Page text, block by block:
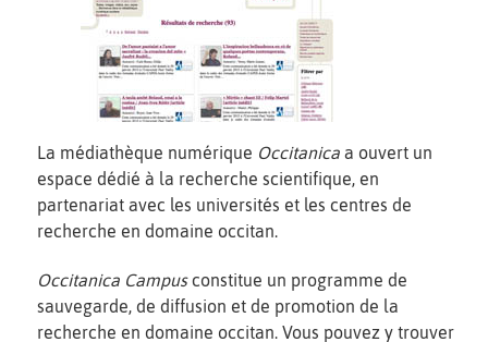
La médiathèque numérique Occitanica a ouvert un
espace dédié à la recherche scientifique, en
partenariat avec les universités et les centres de
recherche en domaine occitan.
Occitanica Campusconstitue un programme de
sauvegarde, de diffusion et de promotion de la
recherche en domaine occitan. Vous pouvez y trouver